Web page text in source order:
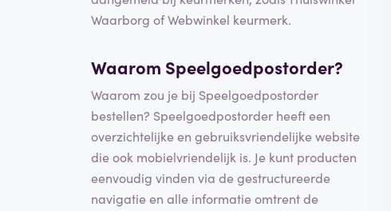
Waarborg of Webwinkel keurmerk.
Waarom Speelgoedpostorder?
Waarom zou je bij Speelgoedpostorder
bestellen? Speelgoedpostorder heeft een
overzichtelijke en gebruiksvriendelijke website
die ook mobielvriendelijk is. Je kunt producten
eenvoudig vinden via de gestructureerde
navigatie en alle informatie omtrent de